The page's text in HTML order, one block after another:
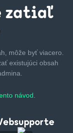
zatiaľ
môže byťviacero.
existujúci obsah
návod.